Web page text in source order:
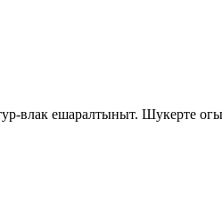
влак ешаралтыныт. Шукерте